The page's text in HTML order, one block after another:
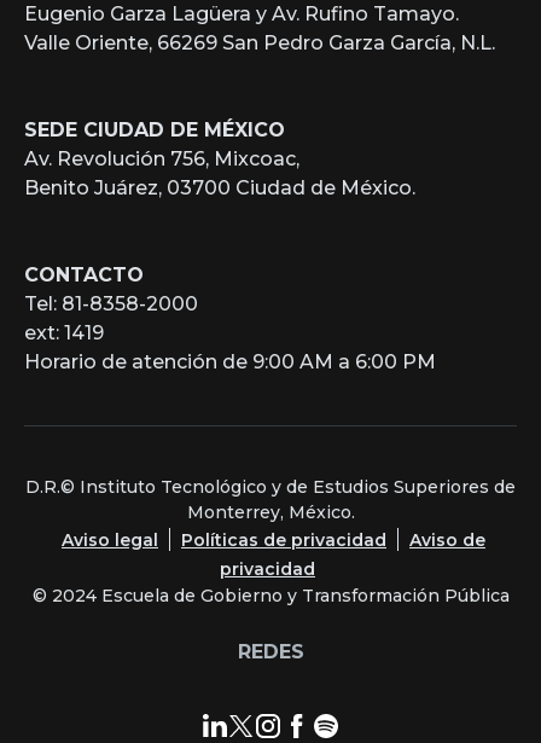
Eugenio Garza Lagüera y Av. Rufino Tamayo.
Valle Oriente, 66269 San Pedro Garza García, N.L.
SEDE CIUDAD DE MÉXICO
Av. Revolución 756, Mixcoac,
Benito Juárez, 03700 Ciudad de México.
CONTACTO
Tel: 81-8358-2000
ext: 1419
Horario de atención de 9:00 AM a 6:00 PM
D.R.© Instituto Tecnológico y de Estudios Superiores de
Monterrey, México.
Aviso legal
Políticas de privacidad
Aviso de
privacidad
© 2024 Escuela de Gobierno y Transformación Pública
REDES